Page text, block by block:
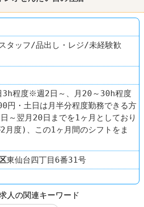
タッフ/品出し・レジ/未経験歓
程度※週2日～、月20～30h程度
円・土日は月半分程度勤務できる方
～翌月20日までを1ヶ月としており
度)、この1ヶ月間のシフトをま
東仙台四丁目6番31号
人の関連キーワード